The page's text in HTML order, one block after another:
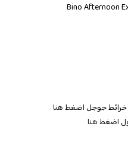
خرائط جوجل اضغط هنا
اضغط هنا